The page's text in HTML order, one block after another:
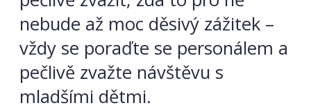
nebude až moc děsivý zážitek –
vždy se poraďte se personálem a
pečlivě zvažte návštěvu s
mladšími dětmi.